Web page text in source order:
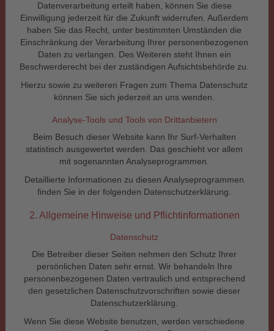
Datenverarbeitung erteilt haben, können Sie diese
Einwilligung jederzeit für die Zukunft widerrufen. Außerdem
haben Sie das Recht, unter bestimmten Umständen die
Einschränkung der Verarbeitung Ihrer personenbezogenen
Daten zu verlangen. Des Weiteren steht Ihnen ein
Beschwerderecht bei der zuständigen Aufsichtsbehörde zu.
Hierzu sowie zu weiteren Fragen zum Thema Datenschutz
können Sie sich jederzeit an uns wenden.
Analyse-Tools und Tools von Dritt­anbietern
Beim Besuch dieser Website kann Ihr Surf-Verhalten
statistisch ausgewertet werden. Das geschieht vor allem
mit sogenannten Analyseprogrammen.
Detaillierte Informationen zu diesen Analyseprogrammen
finden Sie in der folgenden Datenschutzerklärung.
2. Allgemeine Hinweise und Pflichtinformationen
Datenschutz
Die Betreiber dieser Seiten nehmen den Schutz Ihrer
persönlichen Daten sehr ernst. Wir behandeln Ihre
personenbezogenen Daten vertraulich und entsprechend
den gesetzlichen Datenschutzvorschriften sowie dieser
Datenschutzerklärung.
Wenn Sie diese Website benutzen, werden verschiedene